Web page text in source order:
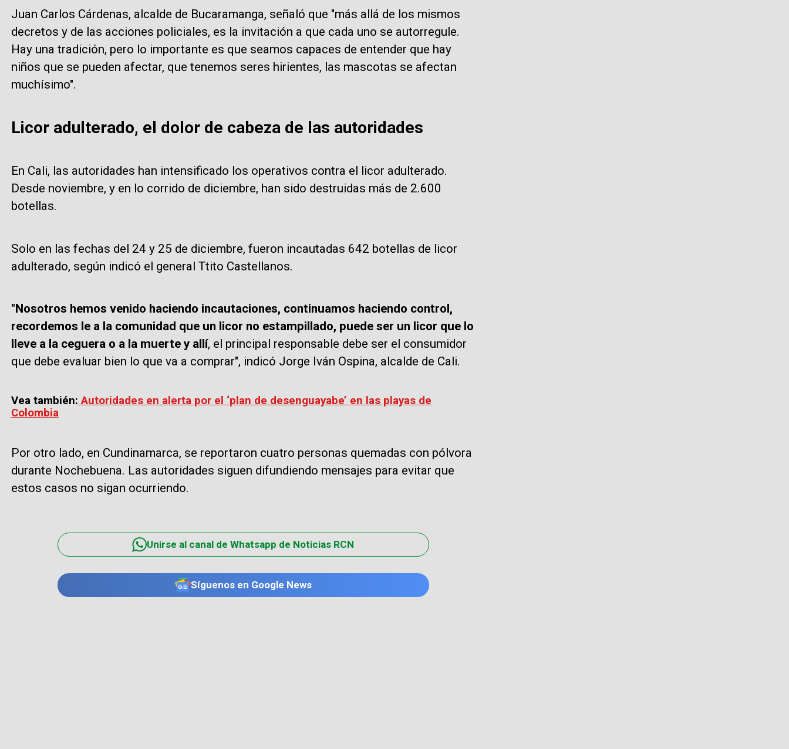
Juan Carlos Cárdenas, alcalde de Bucaramanga, señaló que "más allá de los mismos
decretos y de las acciones policiales, es la invitación a que cada uno se autorregule.
Hay una tradición, pero lo importante es que seamos capaces de entender que hay
niños que se pueden afectar, que tenemos seres hirientes, las mascotas se afectan
muchísimo".
Licor adulterado, el dolor de cabeza de las autoridades
En Cali, las autoridades han intensificado los operativos contra el licor adulterado.
Desde noviembre, y en lo corrido de diciembre, han sido destruidas más de 2.600
botellas.
Solo en las fechas del 24 y 25 de diciembre, fueron incautadas 642 botellas de licor
adulterado, según indicó el general Ttito Castellanos.
"Nosotros hemos venido haciendo incautaciones, continuamos haciendo control,
recordemos le a la comunidad que un licor no estampillado, puede ser un licor que lo
lleve a la ceguera o a la muerte y allí, el principal responsable debe ser el consumidor
que debe evaluar bien lo que va a comprar", indicó Jorge Iván Ospina, alcalde de Cali.
Vea también: Autoridades en alerta por el ‘plan de desenguayabe’ en las playas de
Colombia
Por otro lado, en Cundinamarca, se reportaron cuatro personas quemadas con pólvora
durante Nochebuena. Las autoridades siguen difundiendo mensajes para evitar que
estos casos no sigan ocurriendo.
Unirse al canal de Whatsapp de Noticias RCN
Síguenos en Google News